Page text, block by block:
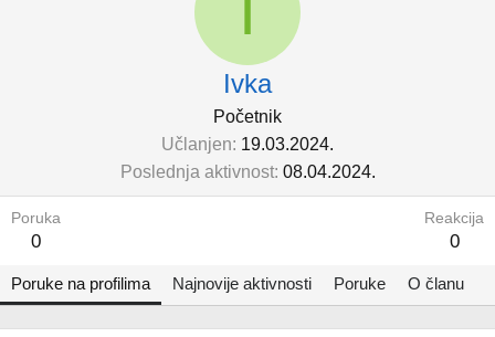
Ivka
Početnik
Učlanjen 19.03.2024.
Poslednja aktivnost 08.04.2024.
Poruka
0
Reakcija
0
Poruke na profilima Najnovije aktivnosti Poruke O članu